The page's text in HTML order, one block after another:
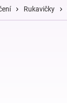
Rukavičky